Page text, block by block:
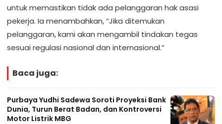
untuk memastikan tidak ada pelanggaran hak asasi
pekerja. Ia menambahkan, “Jika ditemukan
pelanggaran, kami akan mengambil tindakan tegas
sesuai regulasi nasional dan internasional.”
Baca juga:
Purbaya Yudhi Sadewa Soroti Proyeksi Bank
Dunia, Turun Berat Badan, dan Kontroversi
Motor Listrik MBG